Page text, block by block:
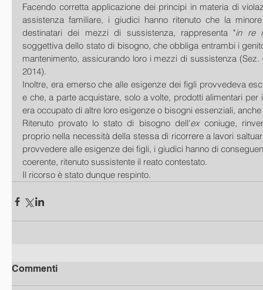
Facendo corretta applicazione dei principi in materia di
assistenza familiare, i giudici hanno ritenuto che la
destinatari dei mezzi di sussistenza, rappresenta "in re
soggettiva dello stato di bisogno, che obbliga entrambi i
mantenimento, assicurando loro i mezzi di sussistenza (Sez.
2014).
Inoltre, era emerso che alle esigenze dei figli provvedeva
e che, a parte acquistare, solo a volte, prodotti alimentari per
era occupato di altre loro esigenze o bisogni essenziali,
Ritenuto provato lo stato di bisogno dell'ex coniuge,
proprio nella necessità della stessa dì ricorrere a lavori
provvedere alle esigenze dei figli, i giudici hanno di
coerente, ritenuto sussistente il reato contestato.
Il ricorso è stato dunque respinto.
Commenti